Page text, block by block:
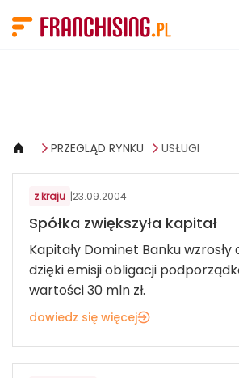
PRZEGLĄD RYNKU USŁUGI
FINANSE I BANKOWOŚĆ
z kraju |23.09.2004
Spółka zwiększyła kapitał
Kapitały Dominet Banku wzrosły
dzięki emisji obligacji
wartości 30 mln zł.
dowiedz się więcej
EDUKACJA